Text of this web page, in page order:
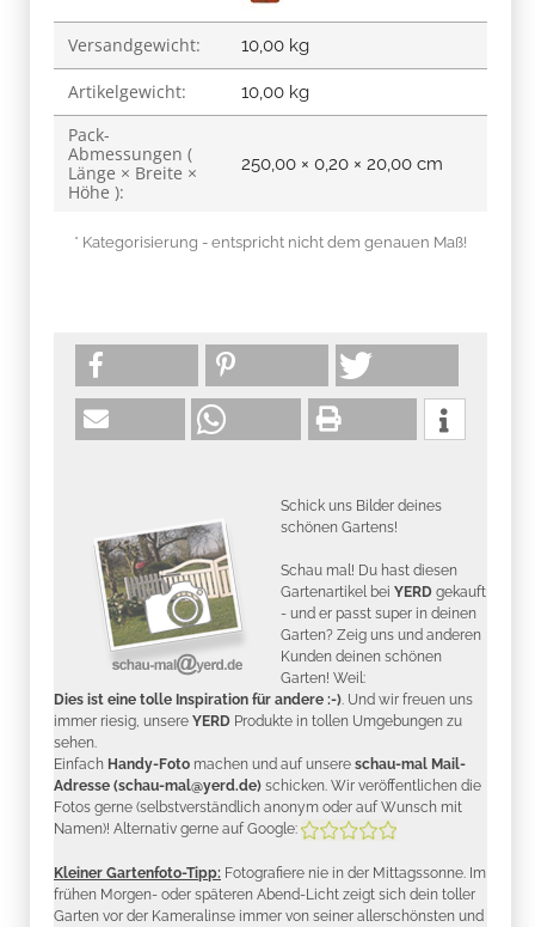
Versandgewicht: 10,00 kg
Artikelgewicht: 10,00 kg
Pack-
Abmessungen (
Länge × Breite ×
Höhe ):
250,00 × 0,20 × 20,00 cm
* Kategorisierung - entspricht nicht dem genauen Maß!
Schick uns Bilder deines
schönen Gartens!
Schau mal! Du hast diesen
Gartenartikel bei YERD gekauft
- und er passt super in deinen
Garten? Zeig uns und anderen
Kunden deinen schönen
Garten! Weil:
Dies ist eine tolle Inspiration für andere :-) . Und wir freuen uns
immer riesig, unsere YERD Produkte in tollen Umgebungen zu
sehen.
Einfach Handy-Foto machen und auf unsere schau-mal Mail-
Adresse (schau-mal@yerd.de) schicken. Wir veröffentlichen die
Fotos gerne (selbstverständlich anonym oder auf Wunsch mit
Namen)! Alternativ gerne auf Google:
Kleiner Gartenfoto-Tipp: Fotografiere nie in der Mittagssonne. Im
frühen Morgen- oder späteren Abend-Licht zeigt sich dein toller
Garten vor der Kameralinse immer von seiner allerschönsten und